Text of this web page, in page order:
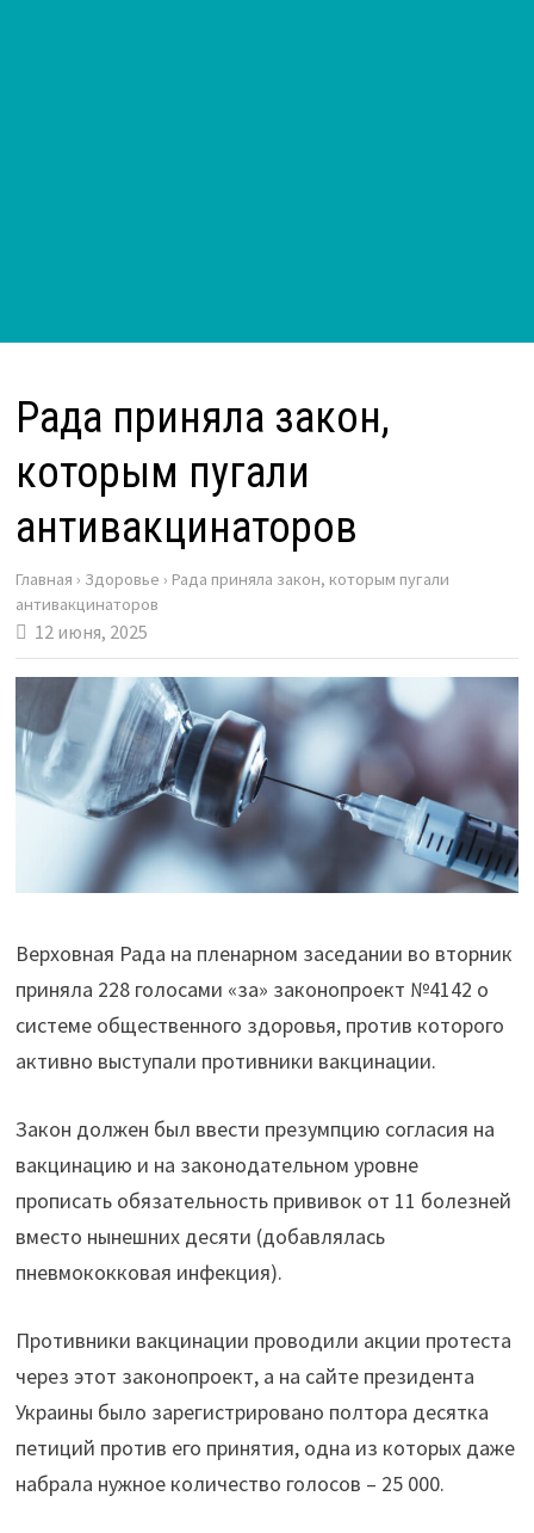
Рада приняла закон,
которым пугали
антивакцинаторов
Главная › Здоровье › Рада приняла закон, которым пугали
антивакцинаторов
12 июня, 2025
Верховная Рада на пленарном заседании во вторник
приняла 228 голосами «за» законопроект №4142 о
системе общественного здоровья, против которого
активно выступали противники вакцинации.
Закон должен был ввести презумпцию согласия на
вакцинацию и на законодательном уровне
прописать обязательность прививок от 11 болезней
вместо нынешних десяти (добавлялась
пневмококковая инфекция).
Противники вакцинации проводили акции протеста
через этот законопроект, а на сайте президента
Украины было зарегистрировано полтора десятка
петиций против его принятия, одна из которых даже
набрала нужное количество голосов – 25 000.